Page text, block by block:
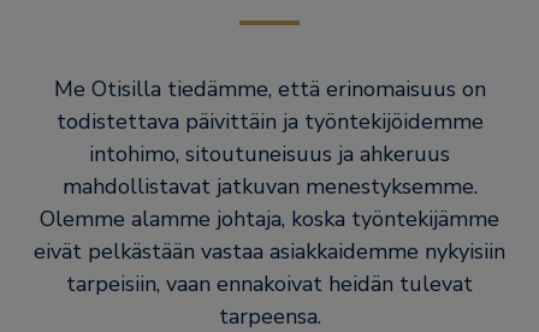
Me Otisilla tiedämme, että erinomaisuus on
todistettava päivittäin ja työntekijöidemme
intohimo, sitoutuneisuus ja ahkeruus
mahdollistavat jatkuvan menestyksemme.
Olemme alamme johtaja, koska työntekijämme
eivät pelkästään vastaa asiakkaidemme nykyisiin
tarpeisiin, vaan ennakoivat heidän tulevat
tarpeensa.